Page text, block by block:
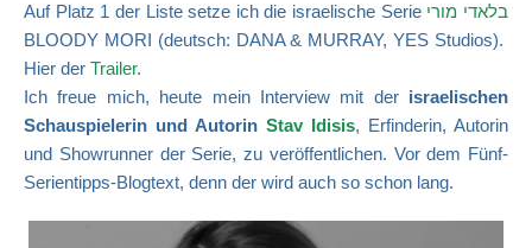
Auf Platz 1 der Liste setze ich die israelische Serie בלאדי מורי
BLOODY MORI (deutsch: DANA & MURRAY, YES Studios).
Hier der Trailer.
Ich freue mich, heute mein Interview mit der israelischen
Schauspielerin und Autorin Stav Idisis, Erfinderin, Autorin
und Showrunner der Serie, zu veröffentlichen. Vor dem Fünf-
Serientipps-Blogtext, denn der wird auch so schon lang.